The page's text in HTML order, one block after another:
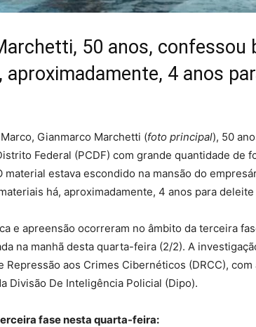
50 anos, confessou
aproximadamente, 4 anos
Gianmarco Marchetti (foto principal), 50
Federal (PCDF) com grande quantidade de
estava escondido na mansão do
há, aproximadamente, 4 anos para
e apreensão ocorreram no âmbito da terceira
na manhã desta quarta-feira (2/2). A
Repressão aos Crimes Cibernéticos (DRCC),
Divisão De Inteligência Policial (Dipo).
fase nesta quarta-feira: